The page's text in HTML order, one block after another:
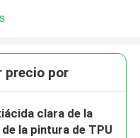
precio por
clara de la
la pintura de TPU